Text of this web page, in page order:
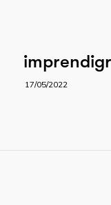
17/05/2022